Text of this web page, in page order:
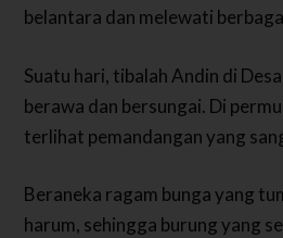
belantara dan melewati
Suatu hari, tibalah Andin di
berawa dan bersungai. Di
terlihat pemandangan yang
Beraneka ragam bunga yang
harum, sehingga burung yang